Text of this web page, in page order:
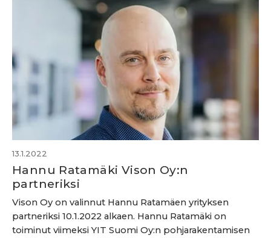
13.1.2022
Hannu Ratamäki Vison Oy:n
partneriksi
Vison Oy on valinnut Hannu Ratamäen yrityksen
partneriksi 10.1.2022 alkaen. Hannu Ratamäki on
toiminut viimeksi YIT Suomi Oy:n pohjarakentamisen